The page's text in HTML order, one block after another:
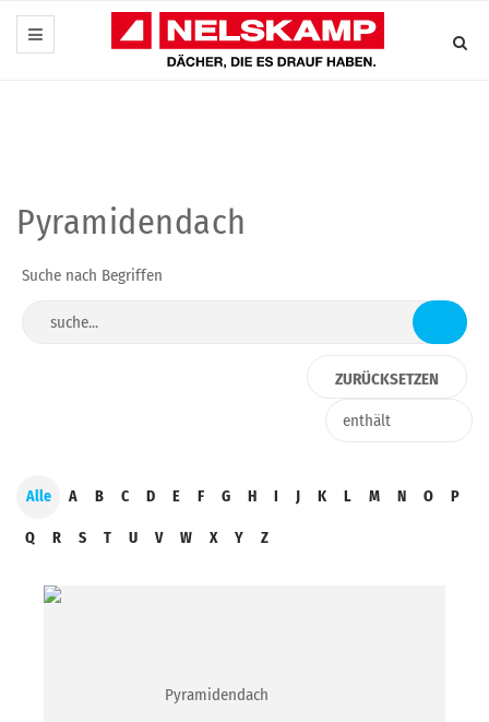
Pyramidendach
Suche nach Begriffen
Alle A B C D E F G H I J K L M N O P
Q R S T U V W X Y Z